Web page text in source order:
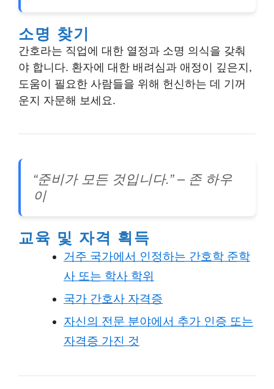
소명 찾기
간호라는 직업에 대한 열정과 소명 의식을 갖춰
야 합니다. 환자에 대한 배려심과 애정이 깊은지,
도움이 필요한 사람들을 위해 헌신하는 데 기꺼
운지 자문해 보세요.
“준비가 모든 것입니다.” – 존 하우
이
교육 및 자격 획득
거주 국가에서 인정하는 간호학 준학
사 또는 학사 학위
국가 간호사 자격증
자신의 전문 분야에서 추가 인증 또는
자격증 가진 것